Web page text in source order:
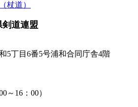
杖道）
道連盟
5丁目6番5号浦和合同庁舎4階
～16：00）